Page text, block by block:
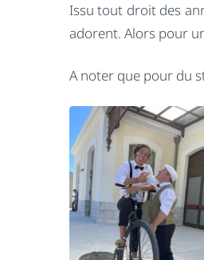
Issu tout droit des
adorent. Alors pour
A noter que pour du